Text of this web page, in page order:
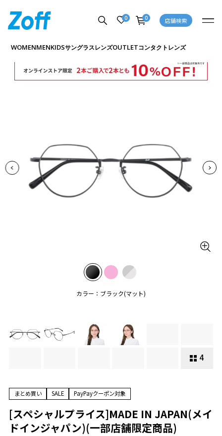
0 0 店舗検索
WOMENMENKIDSサングラスレンズOUTLETコンタクトレンズ
カラー：ブラック(マット)
4
商品詳細ページへ
まとめ買い SALE PayPayクーポン対象
[スペシャルプライス]MADE IN JAPAN(メイ
ドインジャパン)(一部店舗限定商品)